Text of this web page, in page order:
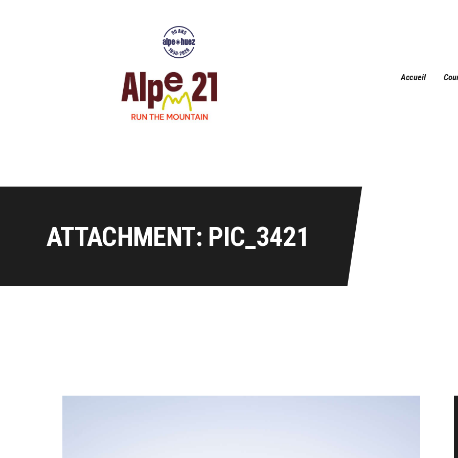
Accueil
ATTACHMENT: PIC_3421